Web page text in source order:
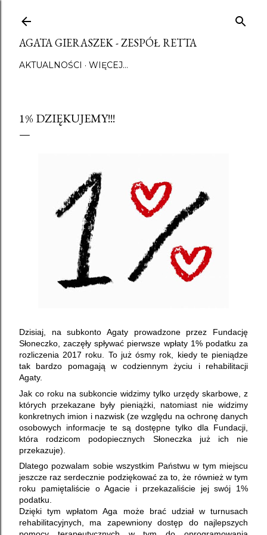
AGATA GIERASZEK - ZESPÓŁ RETTA
AKTUALNOŚCI WIĘCEJ…
1% DZIĘKUJEMY!!!
Dzisiaj, na subkonto Agaty prowadzone przez Fundację
Słoneczko, zaczęły spływać pierwsze wpłaty 1% podatku za
rozliczenia 2017 roku. To już ósmy rok, kiedy te pieniądze
tak bardzo pomagają w codziennym życiu i rehabilitacji
Agaty.
Jak co roku na subkoncie widzimy tylko urzędy skarbowe, z
których przekazane były pieniążki, natomiast nie widzimy
konkretnych imion i nazwisk (ze względu na ochronę danych
osobowych informacje te są dostępne tylko dla Fundacji,
która rodzicom podopiecznych Słoneczka już ich nie
przekazuje).
Dlatego pozwalam sobie wszystkim Państwu w tym miejscu
jeszcze raz serdecznie podziękować za to, że również w tym
roku pamiętaliście o Agacie i przekazaliście jej swój 1%
podatku.
Dzięki tym wpłatom Aga może brać udział w turnusach
rehabilitacyjnych, ma zapewniony dostęp do najlepszych